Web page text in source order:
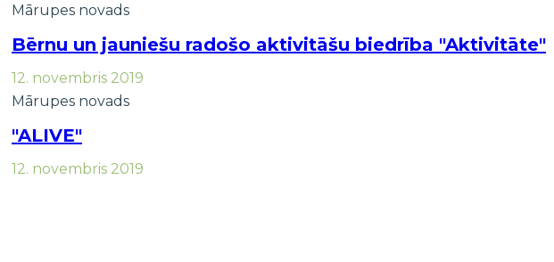
Mārupes novads
Bērnu un jauniešu radošo aktivitāšu biedrība "Aktivitāte"
12. novembris 2019
Mārupes novads
"ALIVE"
12. novembris 2019